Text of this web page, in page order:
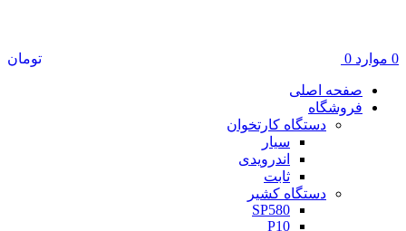
0 موارد 0 تومان
صفحه اصلی
فروشگاه
دستگاه کارتخوان
سیار
اندرویدی
ثابت
دستگاه کشیر
SP580
P10